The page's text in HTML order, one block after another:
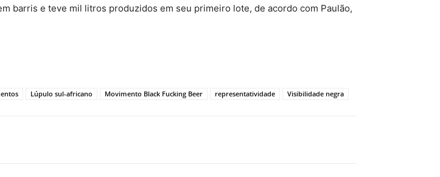
barris e teve mil litros produzidos em seu primeiro lote, de acordo com Paulão,
Lúpulo sul-africano Movimento Black Fucking Beer representatividade Visibilidade negra